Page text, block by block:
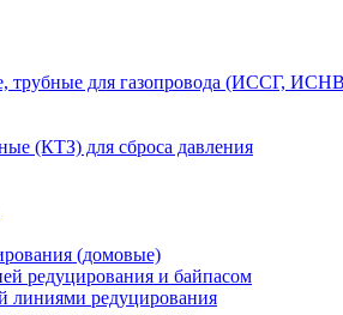
трубные для газопровода (ИССГ,
(КТЗ) для сброса давления
(домовые)
редуцирования и байпасом
линиями редуцирования